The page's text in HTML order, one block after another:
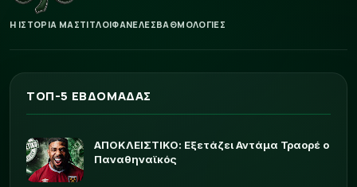
Η ΙΣΤΟΡΙΑ ΜΑΣΤΙΤΛΟΙΦΑΝΕΛΕΣΒΑΘΜΟΛΟΓΙΕΣ
ΤΟΠ-5 ΕΒΔΟΜΑΔΑΣ
ΑΠΟΚΛΕΙΣΤΙΚΟ: Εξετάζει Αντάμα Τραορέ ο
Παναθηναϊκός